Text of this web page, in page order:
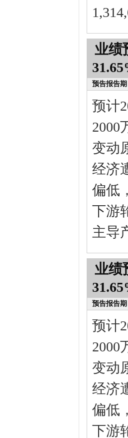
业绩
预告报告期
预计
2000
变动
经济
偏低
下游
主导
业绩
预告报告期
预计
2000
变动
经济
偏低
下游